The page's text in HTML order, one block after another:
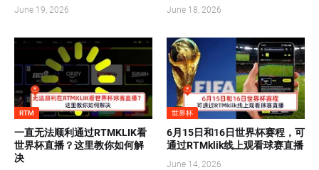
June 19, 2026 June 18, 2026
RTM
一直无法顺利通过RTMKLIK看
世界杯直播？这里教你如何解
决
世界杯
6月15日和16日世界杯赛程，可
通过RTMklik线上观看球赛直播
June 14, 2026